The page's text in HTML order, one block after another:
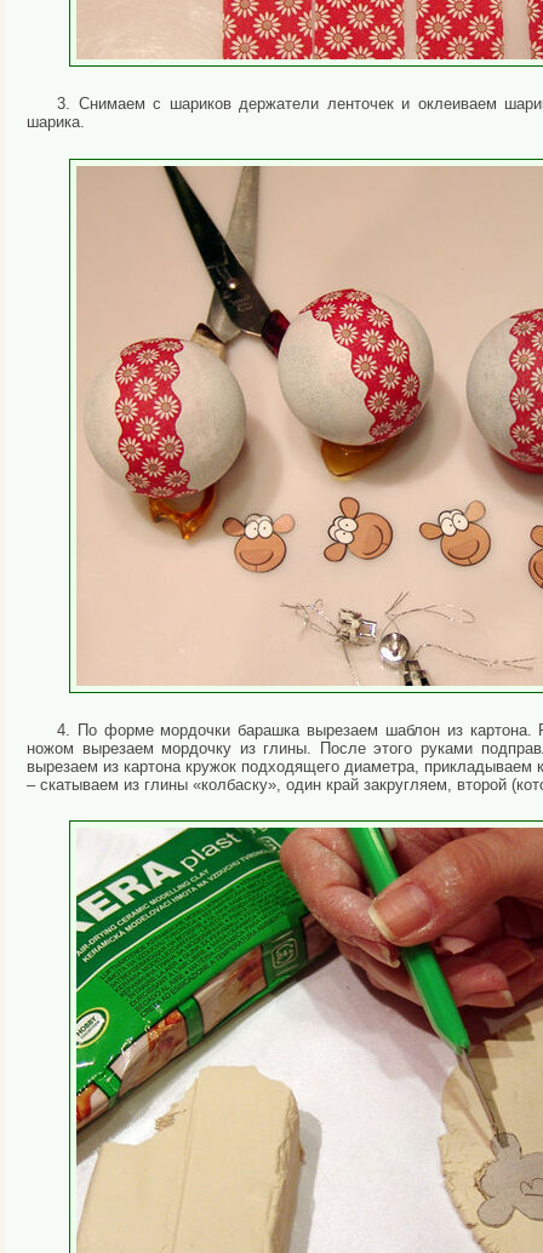
3. Снимаем с шариков держатели ленточек и оклеиваем
шарика.
4. По форме мордочки барашка вырезаем шаблон из
ножом вырезаем мордочку из глины. После этого руками
вырезаем из картона кружок подходящего диаметра, прикладываем
– скатываем из глины «колбаску», один край закругляем, второй